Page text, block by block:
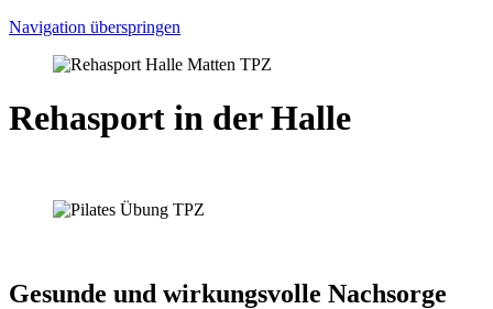
Navigation überspringen
Rehasport in der Halle
Gesunde und wirkungsvolle Nachsorge